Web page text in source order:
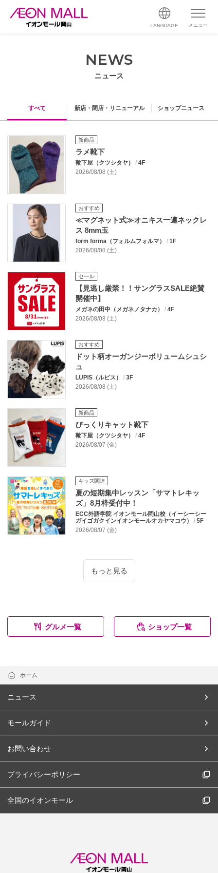
LANGUAGE メニュー
NEWS
ニュース
すべて 新店・閉店・リニューアル ショップニュース
新商品
ラメ靴下
靴下屋（クツシタヤ） / 4F
2026/08/08 (土)
おすすめ
≪マグネット式≫オニキス一連ネックレ
ス 8mm玉
form forma（フォルムフォルマ） / 1F
2026/08/08 (土)
セール
【見逃し厳禁！！サングラスSALE絶賛
開催中】
メガネの田中（メガネノタナカ） / 4F
2026/08/08 (土)
おすすめ
ドット柄オーガンジーボリュームシュシ
ュ
LUPIS（ルピス） / 3F
2026/08/08 (土)
新商品
びっくりキャット靴下
靴下屋（クツシタヤ） / 4F
2026/08/07 (金)
キッズ関連
夏の短期集中レッスン「サマトレキッ
ズ」8月枠受付中！
ECC外語学院 イオンモール岡山校（イーシーシー
ガイゴガクインイオンモールオカヤマコウ）
/ 5F
2026/08/07 (金)
もっと見る
グルメ一覧 ショップ一覧
ホーム
ニュース
モールガイド
お問い合わせ
プライバシーポリシー
全国のイオンモール